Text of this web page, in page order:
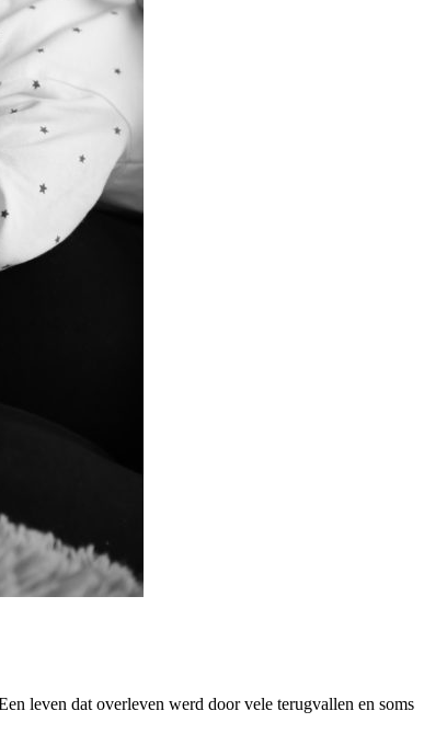
leven dat overleven werd door vele terugvallen en soms